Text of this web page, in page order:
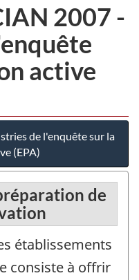
2007 -
active
de l'enquête sur la
(EPA)
de
établissements
consiste à offrir